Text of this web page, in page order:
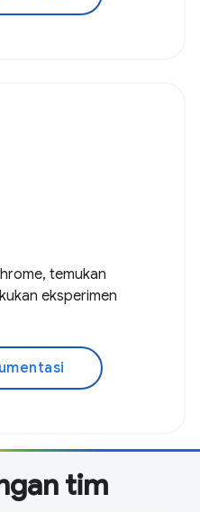
temukan
eksperimen
tim